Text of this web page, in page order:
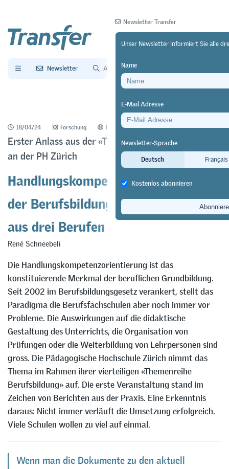
Newsletter Archiv
18/04/24 Forschung https://doi.org/10.64829/10747
Erster Anlass aus der «Themenreihe Berufsbildung»
an der PH Zürich
Handlungskompetenzorientierung in
der Berufsbildung – Erfahrungen
aus drei Berufen
René Schneebeli
Die Handlungskompetenzorientierung ist das
konstituierende Merkmal der beruflichen Grundbildung.
Seit 2002 im Berufsbildungsgesetz verankert, stellt das
Paradigma die Berufsfachschulen aber noch immer vor
Probleme. Die Auswirkungen auf die didaktische
Gestaltung des Unterrichts, die Organisation von
Prüfungen oder die Weiterbildung von Lehrpersonen sind
gross. Die Pädagogische Hochschule Zürich nimmt das
Thema im Rahmen ihrer vierteiligen «Themenreihe
Berufsbildung» auf. Die erste Veranstaltung stand im
Zeichen von Berichten aus der Praxis. Eine Erkenntnis
daraus: Nicht immer verläuft die Umsetzung erfolgreich.
Viele Schulen wollen zu viel auf einmal.
Wenn man die Dokumente zu den aktuell
Newsletter Transfer
Unser Newsletter informiert Sie alle
Name
E-Mail Adresse
Newsletter-Sprache
Deutsch
Français
Kostenlos abonnieren